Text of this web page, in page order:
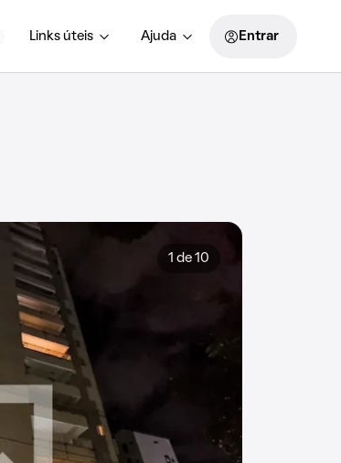
Links úteis Ajuda Entrar
1 de 10